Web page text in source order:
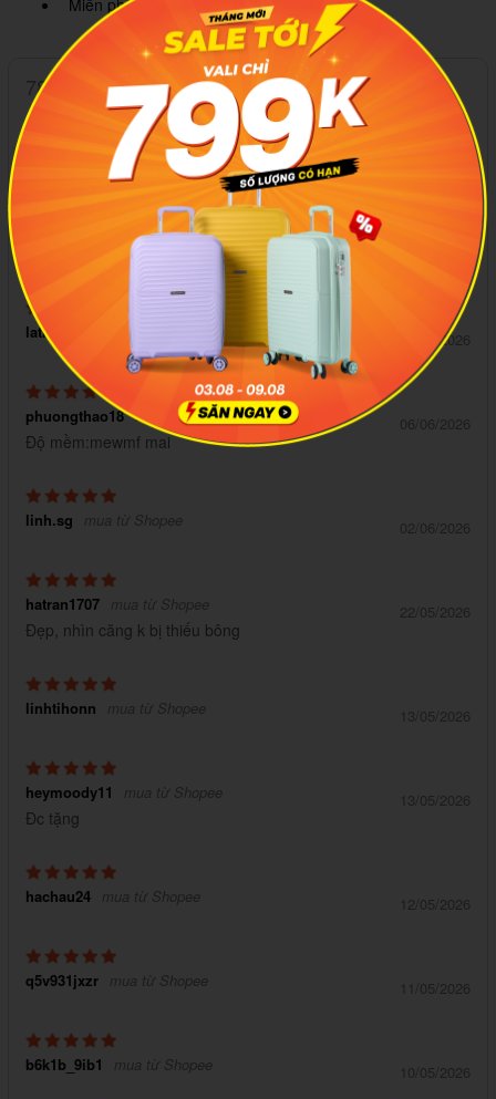
Miễn phí giao hàng toàn quốc
78 đánh giá
5
mua từ Shopee
lathilananh90 mua từ Shopee 25/06/2026
phuongthao18 mua từ Shopee 06/06/2026
Độ mềm:mewmf mai
linh.sg mua từ Shopee 02/06/2026
hatran1707 mua từ Shopee 22/05/2026
Đẹp, nhìn căng k bị thiếu bông
linhtihonn mua từ Shopee 13/05/2026
heymoody11 mua từ Shopee 13/05/2026
Đc tặng
hachau24 mua từ Shopee 12/05/2026
q5v931jxzr mua từ Shopee 11/05/2026
b6k1b_9ib1 mua từ Shopee 10/05/2026